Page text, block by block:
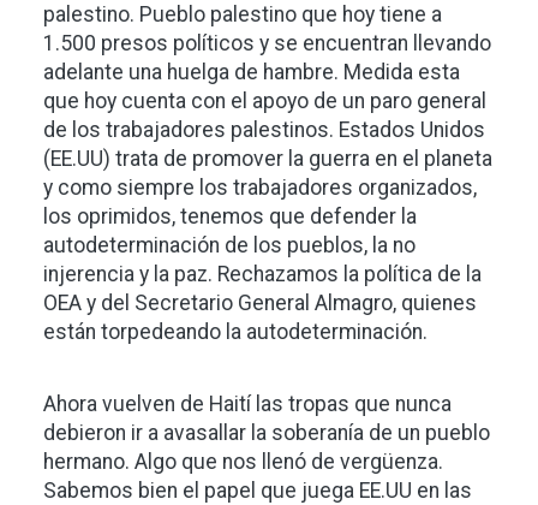
palestino. Pueblo palestino que hoy tiene a
1.500 presos políticos y se encuentran llevando
adelante una huelga de hambre. Medida esta
que hoy cuenta con el apoyo de un paro general
de los trabajadores palestinos. Estados Unidos
(EE.UU) trata de promover la guerra en el planeta
y como siempre los trabajadores organizados,
los oprimidos, tenemos que defender la
autodeterminación de los pueblos, la no
injerencia y la paz. Rechazamos la política de la
OEA y del Secretario General Almagro, quienes
están torpedeando la autodeterminación.
Ahora vuelven de Haití las tropas que nunca
debieron ir a avasallar la soberanía de un pueblo
hermano. Algo que nos llenó de vergüenza.
Sabemos bien el papel que juega EE.UU en las